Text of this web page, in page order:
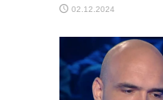
02.12.2024